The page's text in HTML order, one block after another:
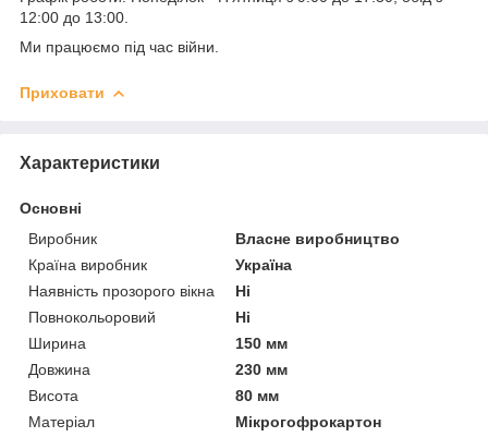
12:00 до 13:00.
Ми працюємо під час війни.
Приховати
Характеристики
Основні
Виробник
Власне виробництво
Країна виробник
Україна
Наявність прозорого вікна
Ні
Повнокольоровий
Ні
Ширина
150 мм
Довжина
230 мм
Висота
80 мм
Матеріал
Мікрогофрокартон